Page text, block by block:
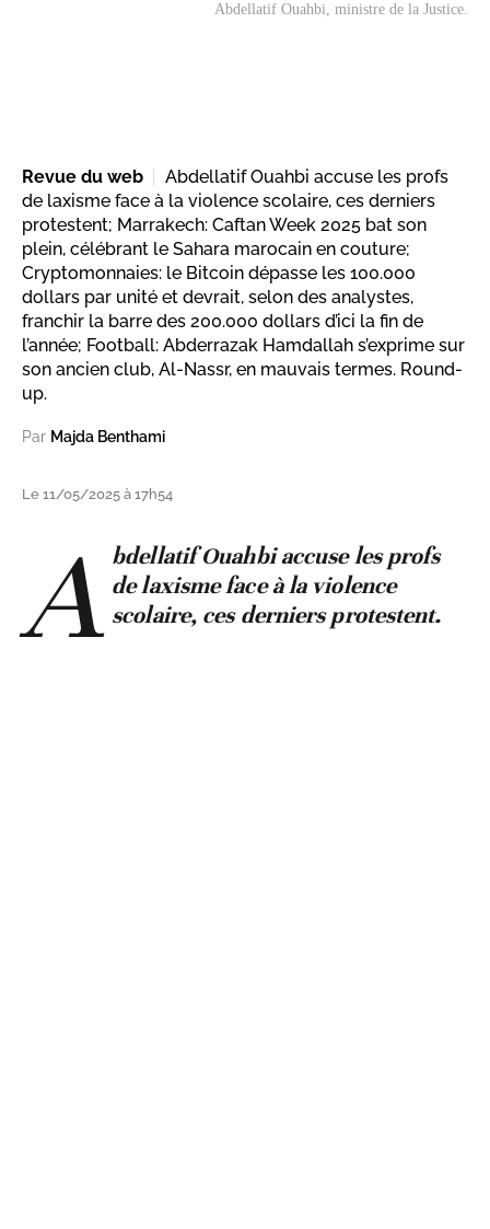
Abdellatif Ouahbi, ministre de la Justice.
Revue du web
Abdellatif Ouahbi accuse les profs
de laxisme face à la violence scolaire, ces derniers
protestent; Marrakech: Caftan Week 2025 bat son
plein, célébrant le Sahara marocain en couture;
Cryptomonnaies: le Bitcoin dépasse les 100.000
dollars par unité et devrait, selon des analystes,
franchir la barre des 200.000 dollars d’ici la fin de
l’année; Football: Abderrazak Hamdallah s’exprime sur
son ancien club, Al-Nassr, en mauvais termes. Round-
up.
Par Majda Benthami
Le 11/05/2025 à 17h54
A bdellatif Ouahbi accuse les profs
de laxisme face à la violence
scolaire, ces derniers protestent.